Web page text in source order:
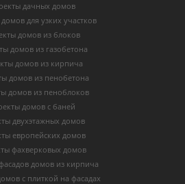
дачных домов
для узких участков
домов из блоков
домов из газобетона
домов из кирпича
домов из пенобетона
домов из пеноблоков
домов с баней
двухэтажных домов
европейских домов
фахверковых домов
домов из кирпича
с плиткой на фасадах